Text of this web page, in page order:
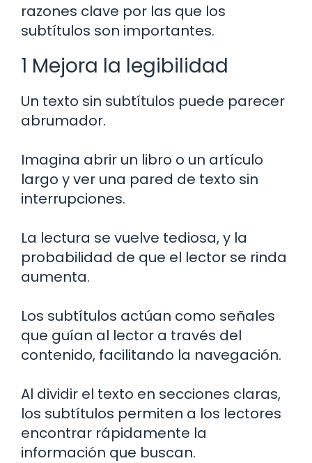
razones clave por las que los
subtítulos son importantes.
1 Mejora la legibilidad
Un texto sin subtítulos puede parecer
abrumador.
Imagina abrir un libro o un artículo
largo y ver una pared de texto sin
interrupciones.
La lectura se vuelve tediosa, y la
probabilidad de que el lector se rinda
aumenta.
Los subtítulos actúan como señales
que guían al lector a través del
contenido, facilitando la navegación.
Al dividir el texto en secciones claras,
los subtítulos permiten a los lectores
encontrar rápidamente la
información que buscan.